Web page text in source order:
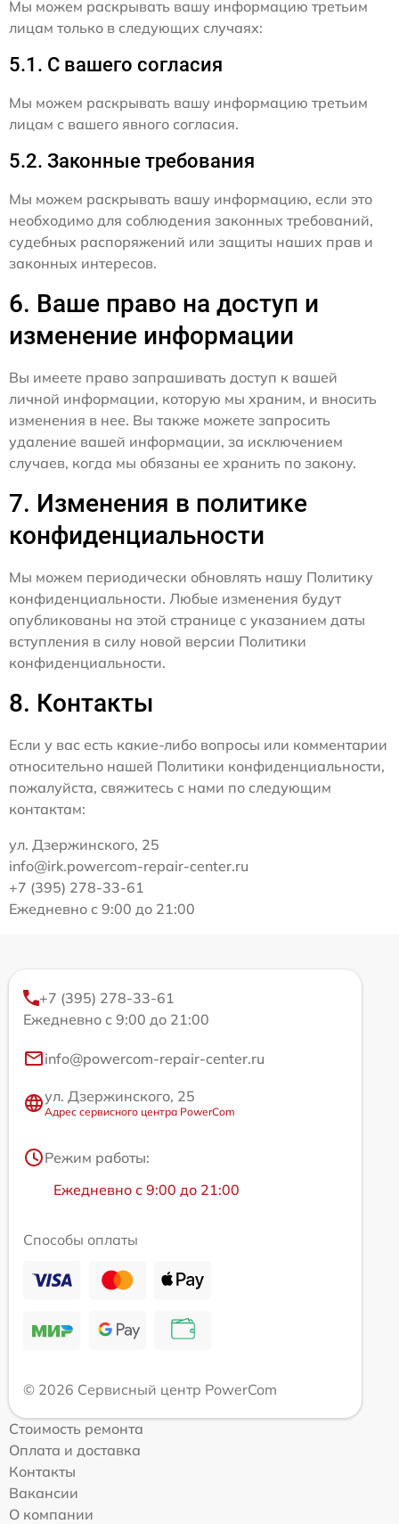
Мы можем раскрывать вашу информацию третьим
лицам только в следующих случаях:
5.1. С вашего согласия
Мы можем раскрывать вашу информацию третьим
лицам с вашего явного согласия.
5.2. Законные требования
Мы можем раскрывать вашу информацию, если это
необходимо для соблюдения законных требований,
судебных распоряжений или защиты наших прав и
законных интересов.
6. Ваше право на доступ и
изменение информации
Вы имеете право запрашивать доступ к вашей
личной информации, которую мы храним, и вносить
изменения в нее. Вы также можете запросить
удаление вашей информации, за исключением
случаев, когда мы обязаны ее хранить по закону.
7. Изменения в политике
конфиденциальности
Мы можем периодически обновлять нашу Политику
конфиденциальности. Любые изменения будут
опубликованы на этой странице с указанием даты
вступления в силу новой версии Политики
конфиденциальности.
8. Контакты
Если у вас есть какие-либо вопросы или комментарии
относительно нашей Политики конфиденциальности,
пожалуйста, свяжитесь с нами по следующим
контактам:
ул. Дзержинского, 25
info@irk.powercom-repair-center.ru
+7 (395) 278-33-61
Ежедневно с 9:00 до 21:00
+7 (395) 278-33-61
Ежедневно с 9:00 до 21:00
info@powercom-repair-center.ru
ул. Дзержинского, 25
Адрес сервисного центра PowerCom
Режим работы:
Ежедневно с 9:00 до 21:00
Способы оплаты
© 2026 Сервисный центр PowerCom
Стоимость ремонта
Оплата и доставка
Контакты
Вакансии
О компании